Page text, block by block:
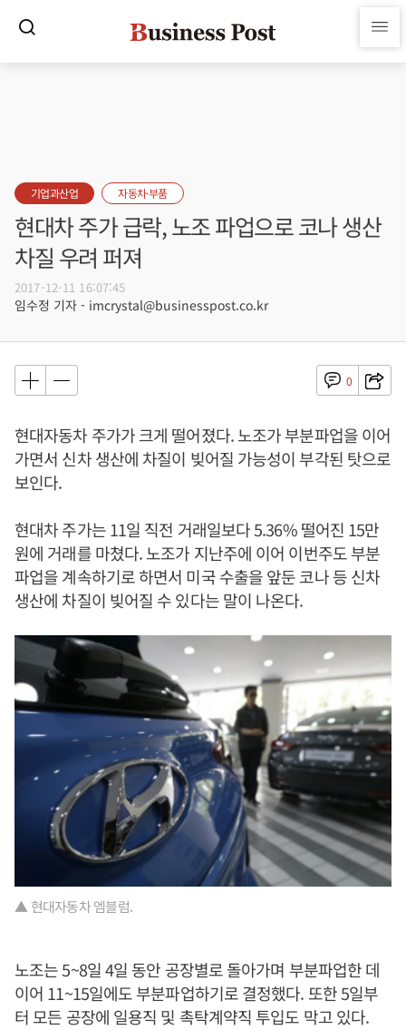
기업과산업 자동차·부품
현대차 주가 급락, 노조 파업으로 코나 생산
차질 우려 퍼져
2017-12-11 16:07:45
임수정 기자 - imcrystal@businesspost.co.kr
0
현대자동차 주가가 크게 떨어졌다. 노조가 부분파업을 이어
가면서 신차 생산에 차질이 빚어질 가능성이 부각된 탓으로
보인다.
현대차 주가는 11일 직전 거래일보다 5.36% 떨어진 15만
원에 거래를 마쳤다. 노조가 지난주에 이어 이번주도 부분
파업을 계속하기로 하면서 미국 수출을 앞둔 코나 등 신차
생산에 차질이 빚어질 수 있다는 말이 나온다.
▲ 현대자동차 엠블럼.
노조는 5~8일 4일 동안 공장별로 돌아가며 부분파업한 데
이어 11~15일에도 부분파업하기로 결정했다. 또한 5일부
터 모든 공장에 일용직 및 촉탁계약직 투입도 막고 있다.